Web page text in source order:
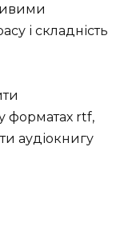
і складність
форматах rtf,
аудіокнигу